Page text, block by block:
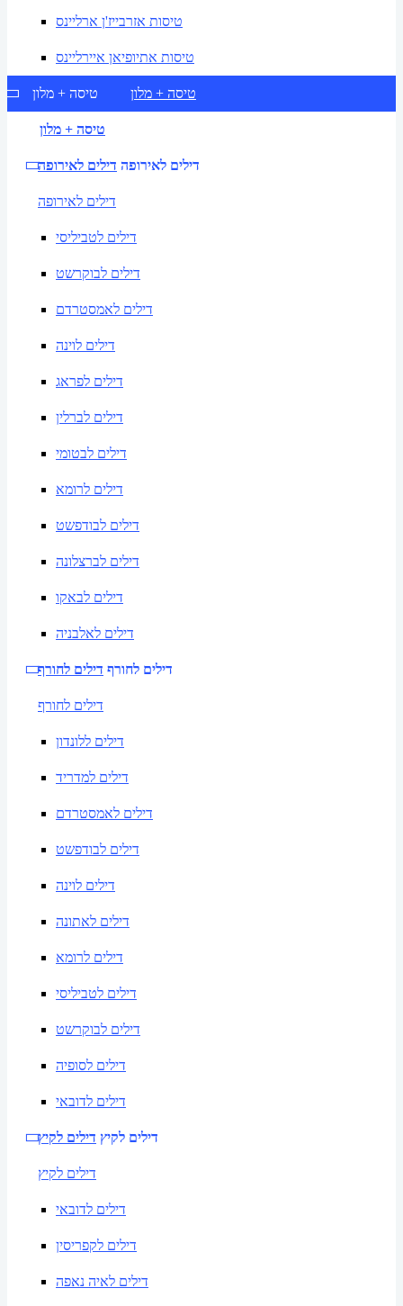
טיסות אזרבייז'ן ארליינס
טיסות אתיופיאן איירליינס
טיסה + מלון טיסה + מלון
טיסה + מלון
דילים לאירופה דילים לאירופה
דילים לאירופה
דילים לטביליסי
דילים לבוקרשט
דילים לאמסטרדם
דילים לוינה
דילים לפראג
דילים לברלין
דילים לבטומי
דילים לרומא
דילים לבודפשט
דילים לברצלונה
דילים לבאקו
דילים לאלבניה
דילים לחורף דילים לחורף
דילים לחורף
דילים ללונדון
דילים למדריד
דילים לאמסטרדם
דילים לבודפשט
דילים לוינה
דילים לאתונה
דילים לרומא
דילים לטביליסי
דילים לבוקרשט
דילים לסופיה
דילים לדובאי
דילים לקיץ דילים לקיץ
דילים לקיץ
דילים לדובאי
דילים לקפריסין
דילים לאיה נאפה